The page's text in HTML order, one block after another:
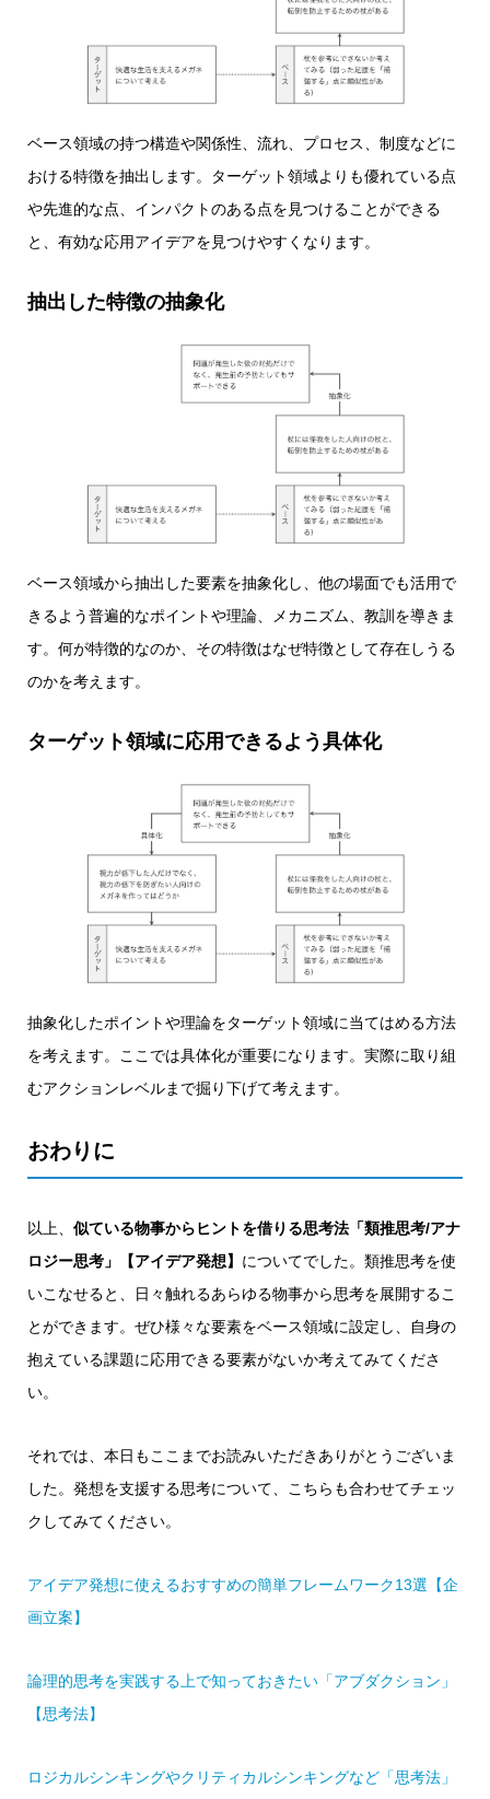
ベース領域の持つ構造や関係性、流れ、プロセス、制度などに
おける特徴を抽出します。ターゲット領域よりも優れている点
や先進的な点、インパクトのある点を見つけることができる
と、有効な応用アイデアを見つけやすくなります。
抽出した特徴の抽象化
ベース領域から抽出した要素を抽象化し、他の場面でも活用で
きるよう普遍的なポイントや理論、メカニズム、教訓を導きま
す。何が特徴的なのか、その特徴はなぜ特徴として存在しうる
のかを考えます。
ターゲット領域に応用できるよう具体化
抽象化したポイントや理論をターゲット領域に当てはめる方法
を考えます。ここでは具体化が重要になります。実際に取り組
むアクションレベルまで掘り下げて考えます。
おわりに
以上、 似ている物事からヒントを借りる思考法「類推思考/アナ
ロジー思考」【アイデア発想】 についてでした。類推思考を使
いこなせると、日々触れるあらゆる物事から思考を展開するこ
とができます。ぜひ様々な要素をベース領域に設定し、自身の
抱えている課題に応用できる要素がないか考えてみてくださ
い。
それでは、本日もここまでお読みいただきありがとうございま
した。発想を支援する思考について、こちらも合わせてチェッ
クしてみてください。
アイデア発想に使えるおすすめの簡単フレームワーク13選【企
画立案】
論理的思考を実践する上で知っておきたい「アブダクション」
【思考法】
ロジカルシンキングやクリティカルシンキングなど「思考法」